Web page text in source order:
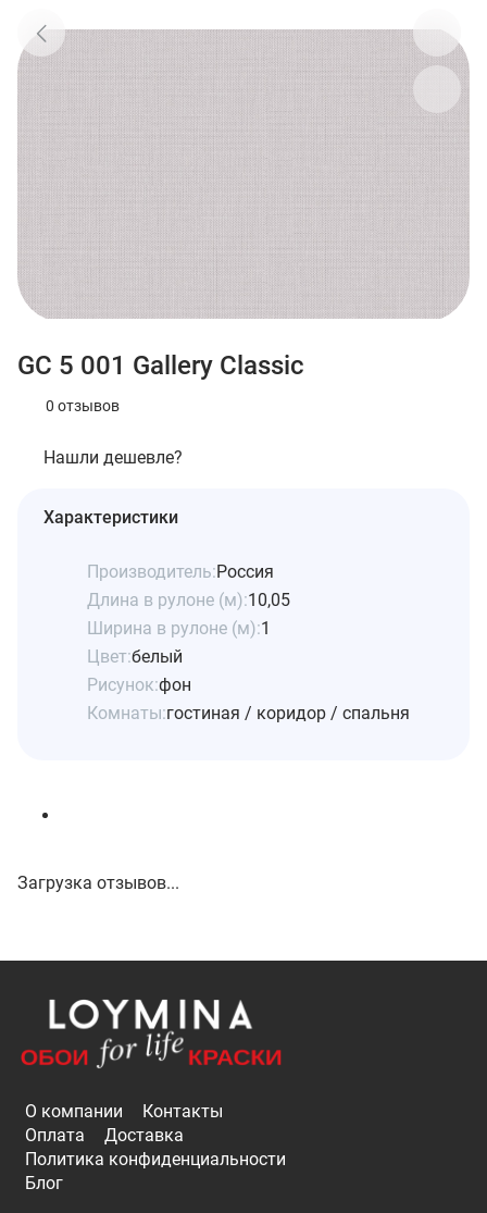
GC 5 001 Gallery Classic
0 отзывов
Нашли дешевле?
Характеристики
Производитель:Россия
Длина в рулоне (м):10,05
Ширина в рулоне (м):1
Цвет:белый
Рисунок:фон
Комнаты:гостиная / коридор / спальня
Загрузка отзывов...
О компании
Контакты
Оплата
Доставка
Политика конфиденциальности
Блог